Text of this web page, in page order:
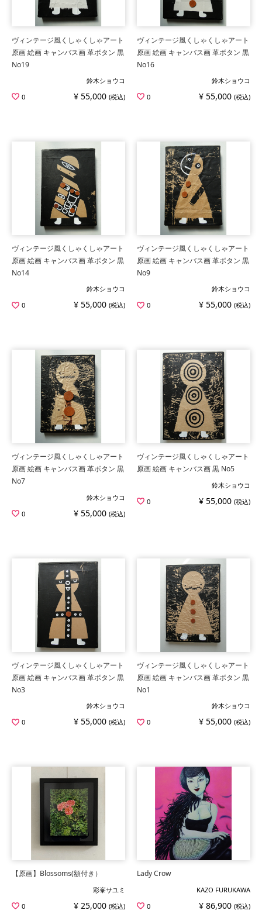
ヴィンテージ風くしゃくしゃアート
原画 絵画 キャンバス画 革ボタン 黒
No19
鈴木ショウコ
0
¥ 55,000 (税込)
ヴィンテージ風くしゃくしゃアート
原画 絵画 キャンバス画 革ボタン 黒
No16
鈴木ショウコ
0
¥ 55,000 (税込)
ヴィンテージ風くしゃくしゃアート
原画 絵画 キャンバス画 革ボタン 黒
No14
鈴木ショウコ
0
¥ 55,000 (税込)
ヴィンテージ風くしゃくしゃアート
原画 絵画 キャンバス画 革ボタン 黒
No9
鈴木ショウコ
0
¥ 55,000 (税込)
ヴィンテージ風くしゃくしゃアート
原画 絵画 キャンバス画 革ボタン 黒
No7
鈴木ショウコ
0
¥ 55,000 (税込)
ヴィンテージ風くしゃくしゃアート
原画 絵画 キャンバス画 黒 No5
鈴木ショウコ
0
¥ 55,000 (税込)
ヴィンテージ風くしゃくしゃアート
原画 絵画 キャンバス画 革ボタン 黒
No3
鈴木ショウコ
0
¥ 55,000 (税込)
ヴィンテージ風くしゃくしゃアート
原画 絵画 キャンバス画 革ボタン 黒
No1
鈴木ショウコ
0
¥ 55,000 (税込)
【原画】Blossoms(額付き）
彩峯サユミ
0
¥ 25,000 (税込)
Lady Crow
KAZO FURUKAWA
0
¥ 86,900 (税込)